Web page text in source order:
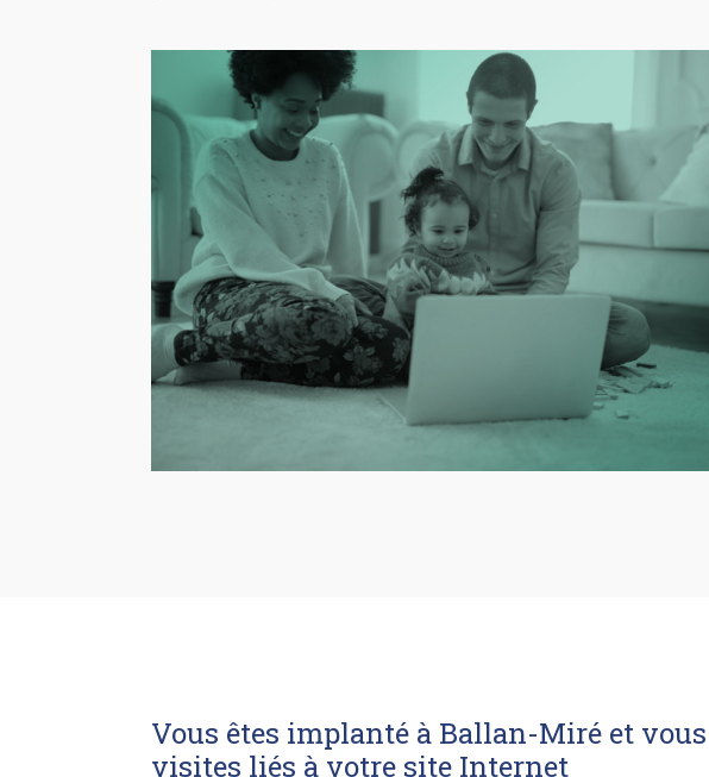
Vous êtes implanté à Ballan-Miré et
visites liés à votre site Internet